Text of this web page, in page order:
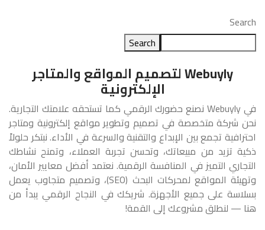
Search
Search
Webuyly لتصميم المواقع والمتاجر
الإلكترونية
في Webuyly نصنع حضورك الرقمي كما تستحقه علامتك التجارية.
نحن شركة متخصصة في تصميم وتطوير مواقع إلكترونية ومتاجر
احترافية تجمع بين الإبداع والتقنية والسرعة في الأداء. نبتكر حلولاً
ذكية تزيد من مبيعاتك، وتحسن تجربة العملاء، وتمنح نشاطك
التجاري التميز في المنافسة الرقمية. نعتمد أفضل معايير الأمان،
وتهيئة المواقع لمحركات البحث (SEO)، وتصميم متجاوب يعمل
بسلاسة على جميع الأجهزة. شريكك في النجاح الرقمي يبدأ من
هنا — لنطلق مشروعك إلى القمة!